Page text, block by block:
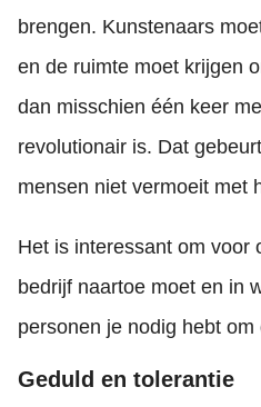
brengen. Kunstenaars
en de ruimte moet krijgen
dan misschien één keer
revolutionair is. Dat
mensen niet vermoeit met
Het is interessant om voor
bedrijf naartoe moet en in
personen je nodig hebt om
Geduld en tolerantie